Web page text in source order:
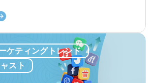
化させ、低コストで新規ユ
して簡単ではありません。こ
ルアプリは従来の有料ユー
方向転換し、...
ケティングトレンド
スト